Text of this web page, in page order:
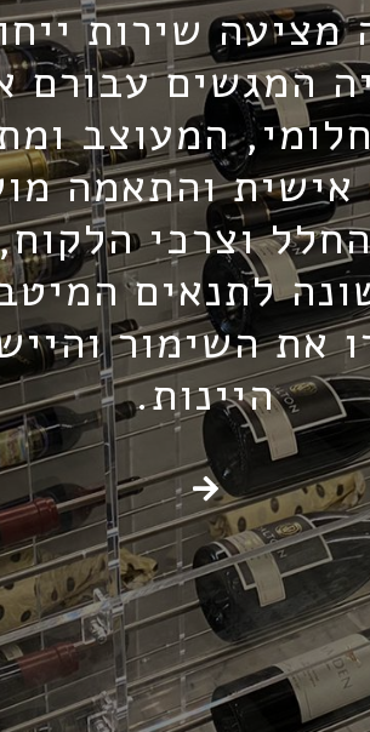
מציעה שירות
המגשים עבורם
המעוצב
אישית והתאמה
וצרכי
לתנאים
את השימור
היינות.